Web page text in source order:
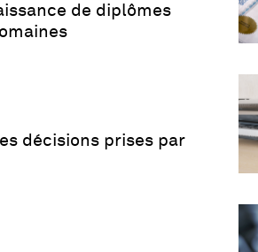
de diplômes
décisions prises par